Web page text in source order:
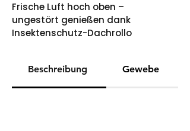
Frische Luft hoch oben –
ungestört genießen dank
Insektenschutz-Dachrollo
Beschreibung Gewebe